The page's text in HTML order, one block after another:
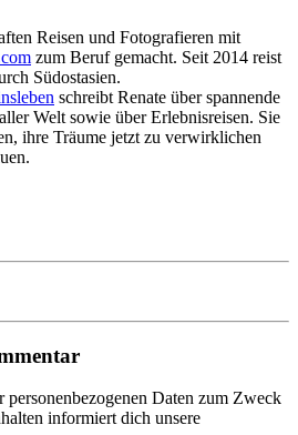
Reisen und Fotografieren mit
zum Beruf gemacht. Seit 2014 reist
Südostasien.
schreibt Renate über spannende
Welt sowie über Erlebnisreisen. Sie
ihre Träume jetzt zu verwirklichen
personenbezogenen Daten zum Zweck
informiert dich unsere